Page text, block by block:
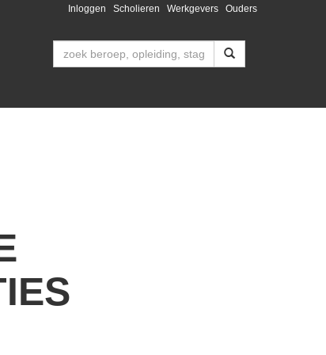
Inloggen Scholieren Werkgevers Ouders